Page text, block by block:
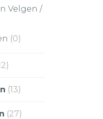
Velgen /
(0)
(13)
(27)